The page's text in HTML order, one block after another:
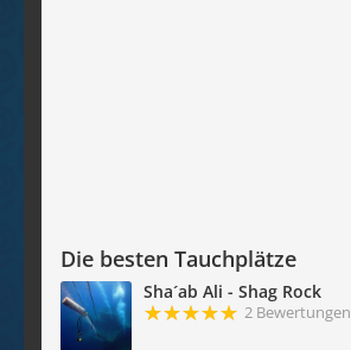
Die besten Tauchplätze
Sha´ab Ali - Shag Rock
2 Bewertungen